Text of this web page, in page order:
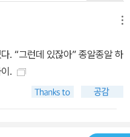
. “그런데 있잖아” 종알종알 하
.